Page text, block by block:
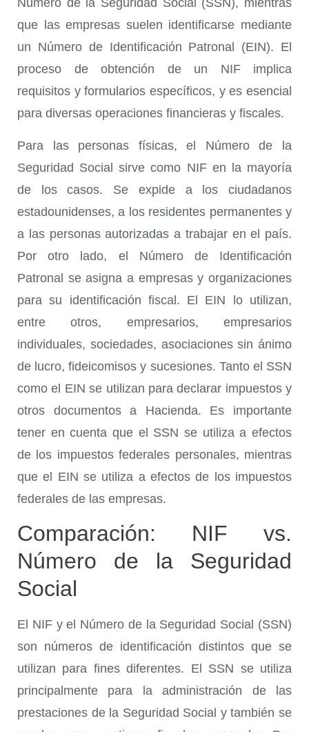
Número de la Seguridad Social (SSN), mientras
que las empresas suelen identificarse mediante
un Número de Identificación Patronal (EIN). El
proceso de obtención de un NIF implica
requisitos y formularios específicos, y es esencial
para diversas operaciones financieras y fiscales.
Para las personas físicas, el Número de la
Seguridad Social sirve como NIF en la mayoría
de los casos. Se expide a los ciudadanos
estadounidenses, a los residentes permanentes y
a las personas autorizadas a trabajar en el país.
Por otro lado, el Número de Identificación
Patronal se asigna a empresas y organizaciones
para su identificación fiscal. El EIN lo utilizan,
entre otros, empresarios, empresarios
individuales, sociedades, asociaciones sin ánimo
de lucro, fideicomisos y sucesiones. Tanto el SSN
como el EIN se utilizan para declarar impuestos y
otros documentos a Hacienda. Es importante
tener en cuenta que el SSN se utiliza a efectos
de los impuestos federales personales, mientras
que el EIN se utiliza a efectos de los impuestos
federales de las empresas.
Comparación: NIF vs.
Número de la Seguridad
Social
El NIF y el Número de la Seguridad Social (SSN)
son números de identificación distintos que se
utilizan para fines diferentes. El SSN se utiliza
principalmente para la administración de las
prestaciones de la Seguridad Social y también se